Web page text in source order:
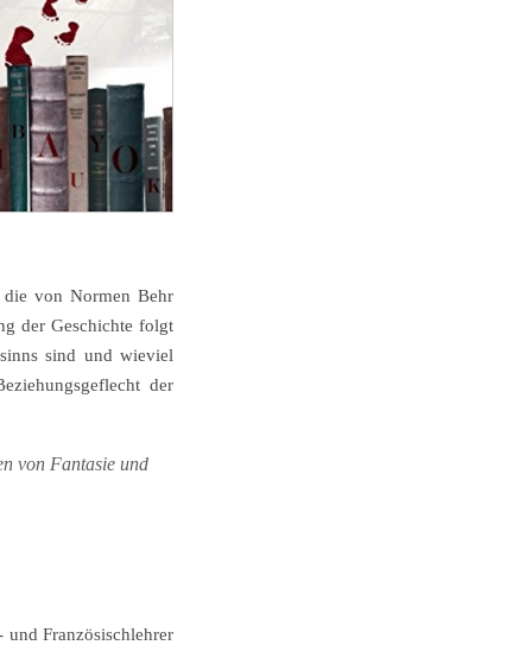
die von Normen Behr
der Geschichte folgt
sind und wieviel
der
von Fantasie und
Französischlehrer